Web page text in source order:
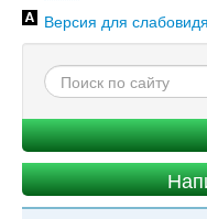
Версия для